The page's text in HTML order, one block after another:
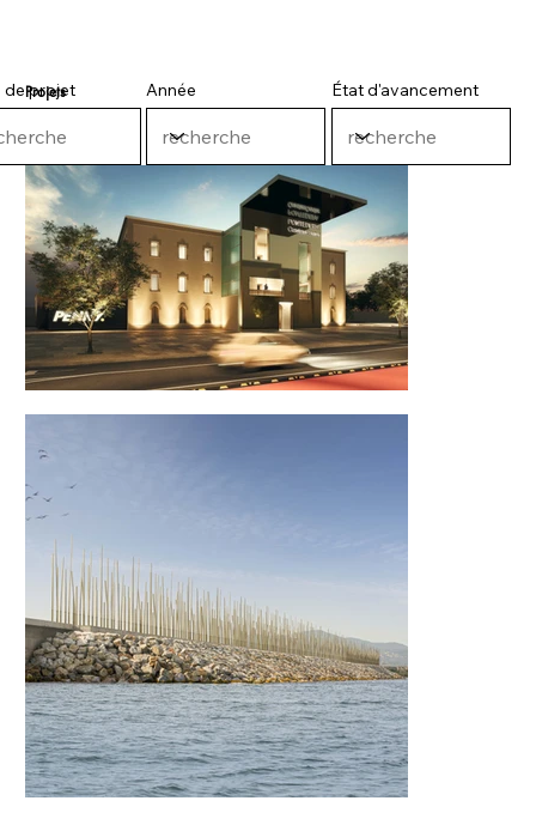
Projets
de projet Année État d'avancement